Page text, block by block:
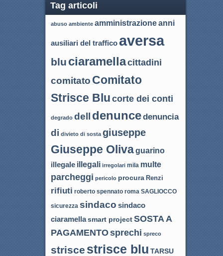
Tag articoli
abuso ambiente amministrazioneanni
ausiliari del trafficoaversa
blu ciaramellacittadini
comitato Comitato
Strisce Blu corte dei conti
degrado dell denuncedenuncia
di divieto di sosta giuseppe
Giuseppe Olivaguarino
illegale illegali irregolari mila multe
parcheggi pericolo procura Renzi
rifiuti roberto spennato roma SAGLIOCCO
sicurezza sindaco sindaco
ciaramellasmart projectSOSTA A
PAGAMENTOsprechi spreco
strisce strisce blu TARSU